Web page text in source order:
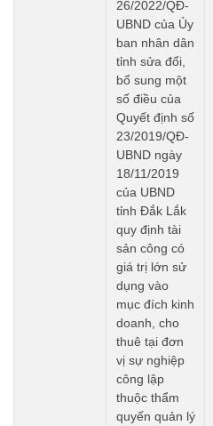
26/2022/QĐ-
UBND của Ủy
ban nhân dân
tỉnh sửa đổi,
bổ sung một
số điều của
Quyết định số
23/2019/QĐ-
UBND ngày
18/11/2019
của UBND
tỉnh Đắk Lắk
quy định tài
sản công có
giá trị lớn sử
dụng vào
mục đích kinh
doanh, cho
thuê tại đơn
vị sự nghiệp
công lập
thuộc thẩm
quyến quản lý